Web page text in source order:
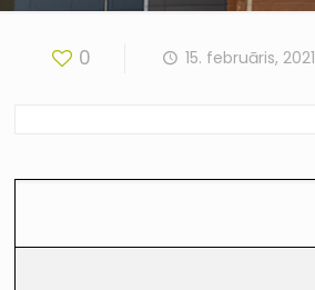
0 15. februāris, 2021